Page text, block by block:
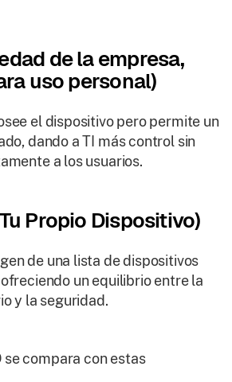
de la empresa,
uso personal)
el dispositivo pero permite un
dando a TI más control sin
a los usuarios.
Propio Dispositivo)
de una lista de dispositivos
un equilibrio entre la
y la seguridad.
se compara con estas